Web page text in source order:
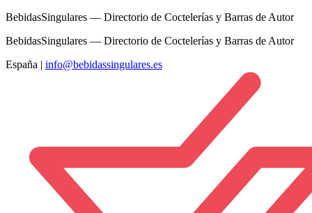
BebidasSingulares — Directorio de Coctelerías y Barras de Autor
BebidasSingulares — Directorio de Coctelerías y Barras de Autor
España | info@bebidassingulares.es